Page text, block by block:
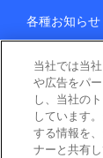
各種お知らせ
当社では当
や広告をパ
し、当社の
しています
する情報を
ナーと共有